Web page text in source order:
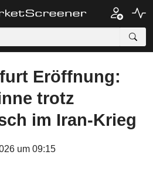
Eröffnung:
trotz
im Iran-Krieg
um 09:15